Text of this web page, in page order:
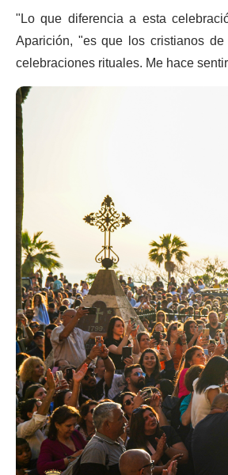
"Lo que diferencia a esta
Aparición, "es que los cristianos
celebraciones rituales. Me hace